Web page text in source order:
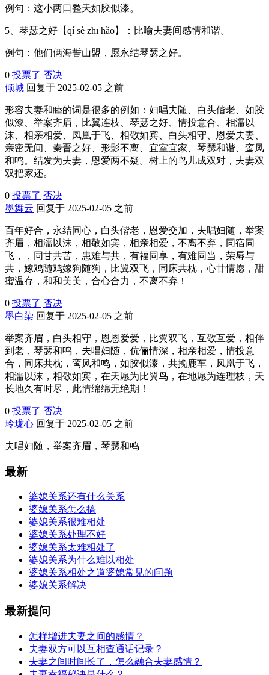
例句：这小两口整天如胶似漆。
5、琴瑟之好【qí sè zhī hǎo】：比喻夫妻间感情和谐。
例句：他们俩海誓山盟，愿永结琴瑟之好。
0 投票了 否决
倾城 回复于 2025-02-05 之前
形容夫妻和睦的词是很多的例如：妇唱夫随、白头偕老、如胶
似漆、举案齐眉，比翼连枝、琴瑟之好、情投意合、相濡以
沫、相亲相爱、凤凰于飞、相敬如宾、白头相守、恩爱夫妻、
亲密无间、秦晋之好、形影不离、宜室宜家、琴瑟和谐、鸾凤
和鸣。结发为夫妻，恩爱两不疑。树上的鸟儿成双对，夫妻双
双把家还。
0 投票了 否决
墨舞云 回复于 2025-02-05 之前
百年好合，永结同心，白头偕老，恩爱交加，夫唱妇随，举案
齐眉，相濡以沫，相敬如宾，相亲相爱，不离不弃，同宿同
飞，，同甘共苦，患难与共，有福同享，有难同当，荣辱与
共，嫁鸡随鸡嫁狗随狗，比翼双飞，同床共枕，心甘情愿，甜
蜜温存，和和美美，合心合力，不离不弃！
0 投票了 否决
墨白染 回复于 2025-02-05 之前
举案齐眉，白头相守，恩恩爱爱，比翼双飞，互敬互爱，相伴
到老，琴瑟和鸣，夫唱妇随，伉俪情深，相亲相爱，情投意
合，同床共枕，鸾凤和鸣，如胶似漆，共挽鹿车，凤凰于飞，
相濡以沫，相敬如宾，在天愿为比翼鸟，在地愿为连理枝，天
长地久有时尽，此情绵绵无绝期！
0 投票了 否决
玲珑心 回复于 2025-02-05 之前
夫唱妇随，举案齐眉，琴瑟和鸣
最新
婆媳关系还有什么关系
婆媳关系怎么搞
婆媳关系很难相处
婆媳关系处理不好
婆媳关系太难相处了
婆媳关系为什么难以相处
婆媳关系相处之道婆媳常见的问题
婆媳关系解决
最新提问
怎样增进夫妻之间的感情？
夫妻双方可以互相查通话记录？
夫妻之间时间长了，怎么融合夫妻感情？